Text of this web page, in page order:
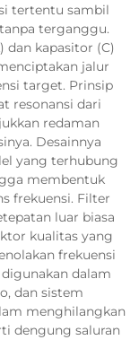
tertentu sambil
terganggu.
kapasitor (C)
jalur
target. Prinsip
resonansi dari
redaman
Desainnya
yang terhubung
membentuk
frekuensi. Filter
luar biasa
kualitas yang
frekuensi
dalam
dan sistem
menghilangkan
dengung saluran